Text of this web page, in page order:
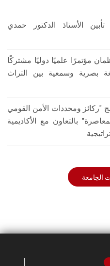
الأستاذ الدكتور حمدي
مؤتمرًا علميًا دوليًا مشتركًا
بصرية وسمعية بين التراث
ومحددات الأمن القومي
بالتعاون مع الأكاديمية
الجامعة